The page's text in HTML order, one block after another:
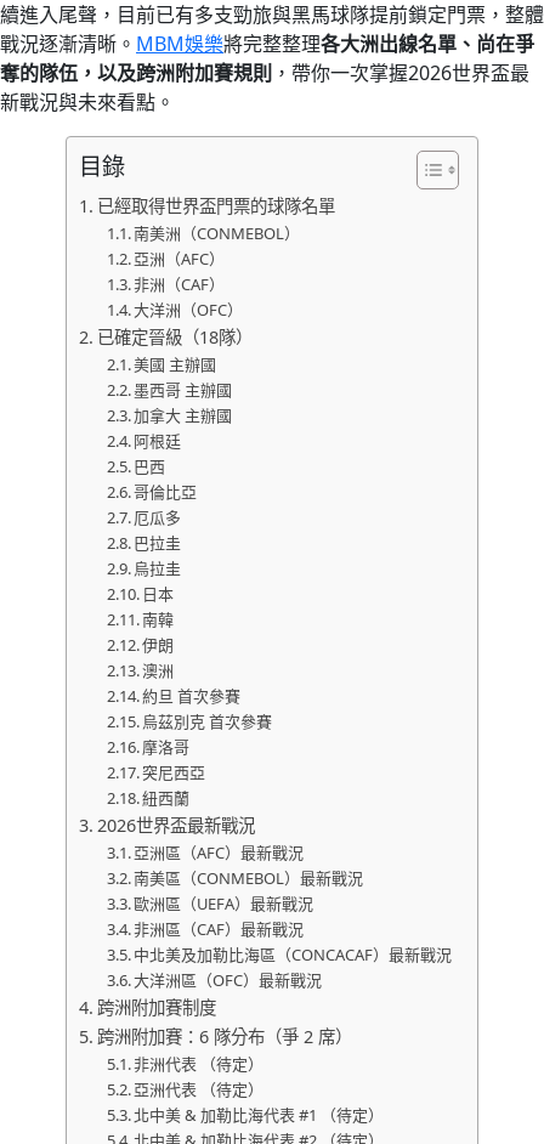
續進入尾聲，目前已有多支勁旅與黑馬球隊提前鎖定門票，整體
戰況逐漸清晰。 MBM娛樂將完整整理各大洲出線名單、尚在爭
奪的隊伍，以及跨洲附加賽規則 ，帶你一次掌握2026世界盃最
新戰況與未來看點。
目錄
已經取得世界盃門票的球隊名單
南美洲（CONMEBOL）
亞洲（AFC）
非洲（CAF）
大洋洲（OFC）
已確定晉級（18隊）
美國 主辦國
墨西哥 主辦國
加拿大 主辦國
阿根廷
巴西
哥倫比亞
厄瓜多
巴拉圭
烏拉圭
日本
南韓
伊朗
澳洲
約旦 首次參賽
烏茲別克 首次參賽
摩洛哥
突尼西亞
紐西蘭
2026世界盃最新戰況
亞洲區（AFC）最新戰況
南美區（CONMEBOL）最新戰況
歐洲區（UEFA）最新戰況
非洲區（CAF）最新戰況
中北美及加勒比海區（CONCACAF）最新戰況
大洋洲區（OFC）最新戰況
跨洲附加賽制度
跨洲附加賽：6 隊分布（爭 2 席）
非洲代表 （待定）
亞洲代表 （待定）
北中美 & 加勒比海代表 #1 （待定）